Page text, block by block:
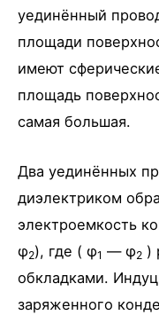
уединённый
площади
имеют
площадь
самая большая.
Два уединённых
диэлектриком
электроемкость
φ2), где ( φ1 — φ2 )
обкладками.
заряженного